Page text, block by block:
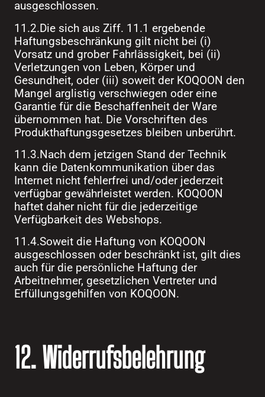
ausgeschlossen.
11.2.Die sich aus Ziff. 11.1 ergebende
Haftungsbeschränkung gilt nicht bei (i)
Vorsatz und grober Fahrlässigkeit, bei (ii)
Verletzungen von Leben, Körper und
Gesundheit, oder (iii) soweit der KOQOON den
Mangel arglistig verschwiegen oder eine
Garantie für die Beschaffenheit der Ware
übernommen hat. Die Vorschriften des
Produkthaftungsgesetzes bleiben unberührt.
11.3.Nach dem jetzigen Stand der Technik
kann die Datenkommunikation über das
Internet nicht fehlerfrei und/oder jederzeit
verfügbar gewährleistet werden. KOQOON
haftet daher nicht für die jederzeitige
Verfügbarkeit des Webshops.
11.4.Soweit die Haftung von KOQOON
ausgeschlossen oder beschränkt ist, gilt dies
auch für die persönliche Haftung der
Arbeitnehmer, gesetzlichen Vertreter und
Erfüllungsgehilfen von KOQOON.
12. Widerrufsbelehrung